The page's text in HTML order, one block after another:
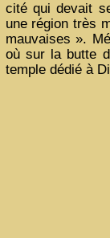
cité qui devait
une région très
mauvaises ».
où sur la butte
temple dédié à